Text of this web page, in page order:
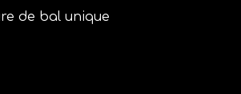
de bal unique